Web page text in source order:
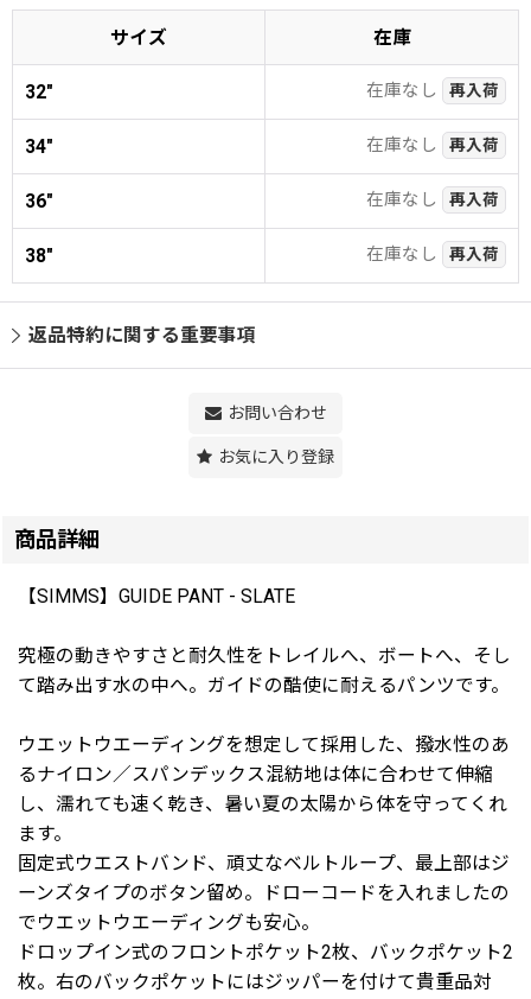
サイズ 在庫
32" 在庫なし 再入荷
34" 在庫なし 再入荷
36" 在庫なし 再入荷
38" 在庫なし 再入荷
返品特約に関する重要事項
お問い合わせ
お気に入り登録
商品詳細
【SIMMS】GUIDE PANT - SLATE
究極の動きやすさと耐久性をトレイルへ、ボートへ、そし
て踏み出す水の中へ。ガイドの酷使に耐えるパンツです。
ウエットウエーディングを想定して採用した、撥水性のあ
るナイロン／スパンデックス混紡地は体に合わせて伸縮
し、濡れても速く乾き、暑い夏の太陽から体を守ってくれ
ます。
固定式ウエストバンド、頑丈なベルトループ、最上部はジ
ーンズタイプのボタン留め。ドローコードを入れましたの
でウエットウエーディングも安心。
ドロップイン式のフロントポケット2枚、バックポケット2
枚。右のバックポケットにはジッパーを付けて貴重品対